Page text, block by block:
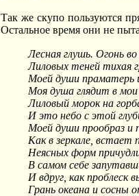
Так же скупо пользуются
Остальное время они не
Лесная глушь. Огонь
Лиловых теней тихая
Моей души праматерь
Моя душа глядит в мои
Лиловый морок на
И это небо с этой
Моей души прообраз и
Как в зеркале, встает
Неясных форм
В самом себе
И вдруг, как проблеск
Грань океана и сосны